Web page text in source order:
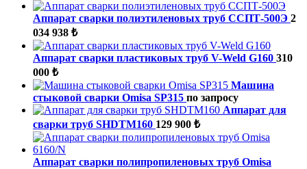
Аппарат сварки полиэтиленовых труб ССПТ-500Э 2
034 938 ₺
Аппарат сварки пластиковых труб V-Weld G160 310
000 ₺
Машина
стыковой сварки Omisa SP315 по запросу
Аппарат для
сварки труб SHDTM160 129 900 ₺
Аппарат сварки полипропиленовых труб Omisa